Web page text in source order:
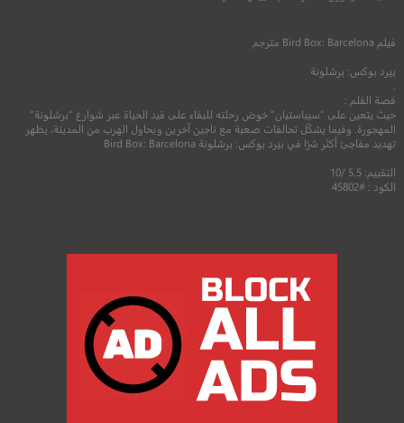
فيلم Bird Box: Barcelona مترجم
بيرد بوكس: برشلونة
قصة الفلم :
حيث يتعين على “سيباستيان” خوض رحلته للبقاء على قيد الحياة عبر شوارع “برشلونة”
المهجورة. وفيما يشكّل تحالفات صعبة مع ناجين آخرين ويحاول الهرب من المدينة، يظهر
تهديد مفاجئ أكثر شرًا في بيرد بوكس: برشلونة Bird Box: Barcelona
التقييم: 5.5 /10
الكود : #45802